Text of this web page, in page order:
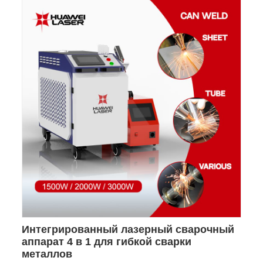
Интегрированный лазерный сварочный
аппарат 4 в 1 для гибкой сварки
металлов